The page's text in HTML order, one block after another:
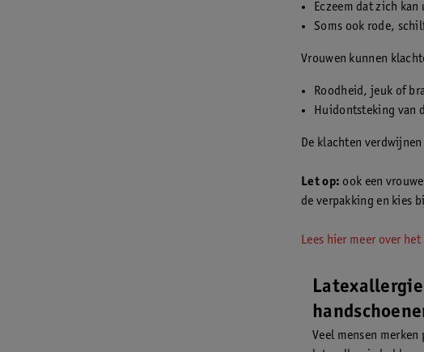
Eczeem dat zich
Soms ook rode,
Vrouwen kunnen
Roodheid, jeuk of
Huidontsteking van
De klachten
Let op: ook een
de verpakking en kies
Lees hier meer over
Veel mensen merken